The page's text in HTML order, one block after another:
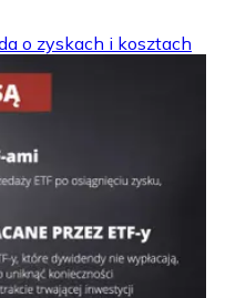
o zyskach i kosztach